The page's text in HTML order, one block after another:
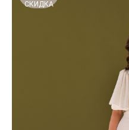
СКИДКА